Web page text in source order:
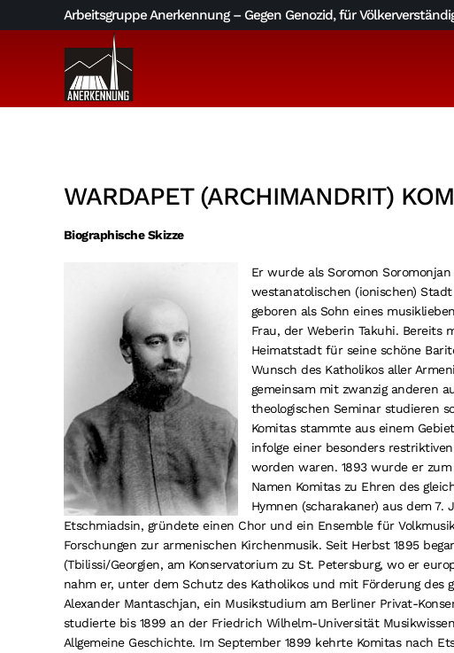
to
Arbeitsgruppe Anerkennung – Gegen Genozid, für
WARDAPET (ARCHIMANDRIT)
Biographische Skizze
Er wurde als Soromon
westanatolischen (ionischen)
geboren als Sohn eines
Frau, der Weberin Takuhi. Bereits
Heimatstadt für seine schöne
Wunsch des Katholikos aller
gemeinsam mit zwanzig anderen
theologischen Seminar studieren
Komitas stammte aus einem
infolge einer besonders
worden waren. 1893 wurde er
Namen Komitas zu Ehren des
Hymnen (scharakaner) aus dem
Etschmiadsin, gründete einen Chor und ein Ensemble für
Forschungen zur armenischen Kirchenmusik. Seit Herbst 1895
(Tbilissi/Georgien, am Konservatorium zu St. Petersburg, wo er
nahm er, unter dem Schutz des Katholikos und mit Förderung des
Alexander Mantaschjan, ein Musikstudium am Berliner Privat-
studierte bis 1899 an der Friedrich Wilhelm-Universität
Allgemeine Geschichte. Im September 1899 kehrte Komitas nach